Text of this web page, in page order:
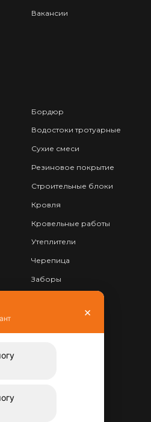
Вакансии
Бордюр
Водостоки тротуарные
Сухие смеси
Резиновое покрытие
Строительные блоки
Кровля
Кровельные работы
Утеплители
Черепица
Заборы
×